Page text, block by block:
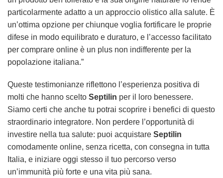
particolarmente adatto a un approccio olistico alla salute. È
un’ottima opzione per chiunque voglia fortificare le proprie
difese in modo equilibrato e duraturo, e l’accesso facilitato
per comprare online è un plus non indifferente per la
popolazione italiana.”
Queste testimonianze riflettono l’esperienza positiva di
molti che hanno scelto Septilin per il loro benessere.
Siamo certi che anche tu potrai scoprire i benefici di questo
straordinario integratore. Non perdere l’opportunità di
investire nella tua salute: puoi acquistare Septilin
comodamente online, senza ricetta, con consegna in tutta
Italia, e iniziare oggi stesso il tuo percorso verso
un’immunità più forte e una vita più sana.